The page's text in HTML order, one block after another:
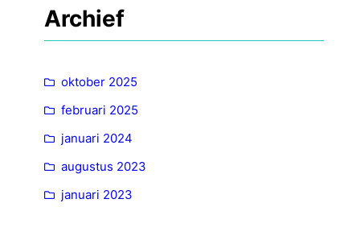
Archief
oktober 2025
februari 2025
januari 2024
augustus 2023
januari 2023